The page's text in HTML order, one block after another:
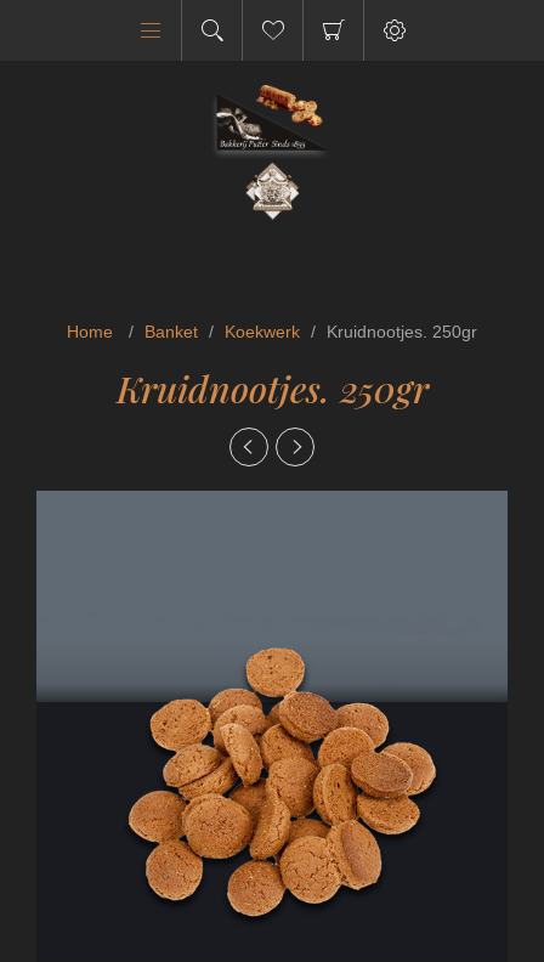
Home / Banket / Koekwerk / Kruidnootjes. 250gr
Kruidnootjes. 250gr